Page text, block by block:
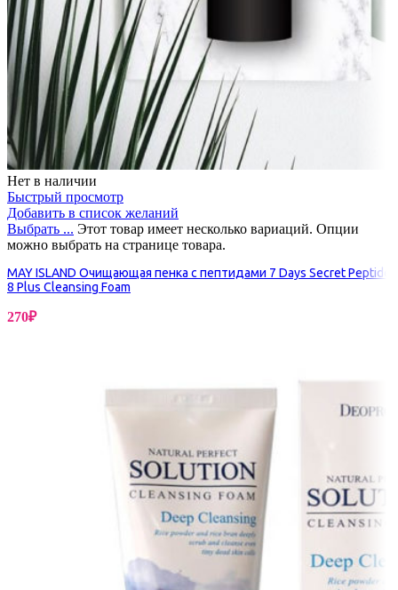
Нет в наличии
Быстрый просмотр
Добавить в список желаний
Выбрать ... Этот товар имеет несколько вариаций. Опции
можно выбрать на странице товара.
MAY ISLAND Очищающая пенка с пептидами 7 Days Secret Peptide
8 Plus Cleansing Foam
270₽